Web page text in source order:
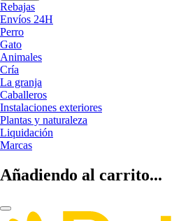
Rebajas
Envíos 24H
Perro
Gato
Animales
Cría
La granja
Caballeros
Instalaciones exteriores
Plantas y naturaleza
Liquidación
Marcas
Añadiendo al carrito...